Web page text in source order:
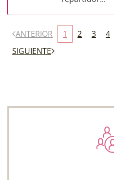
ANTERIOR 1 2 3 4
SIGUIENTE